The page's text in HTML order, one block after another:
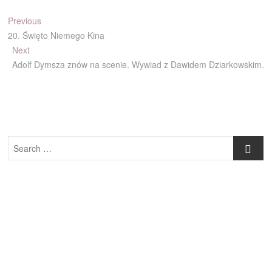
Nawigacja
wpisu
PreviousPrevious
post:
20. Święto Niemego Kina
NextNext
post:
Adolf Dymsza znów na scenie. Wywiad z Dawidem Dziarkowskim.
Search
…